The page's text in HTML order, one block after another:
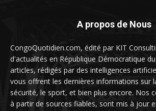
A propos de Nous
CongoQuotidien.com, édité par KIT
d'actualités en République Démocratique
articles, rédigés par des intelligences
vous offrent les dernières informations sur
sécurité, le sport, et bien plus encore. Nos
à partir de sources fiables, sont mis à jour